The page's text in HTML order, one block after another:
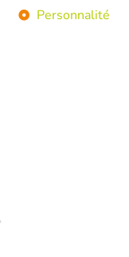
Personnalité